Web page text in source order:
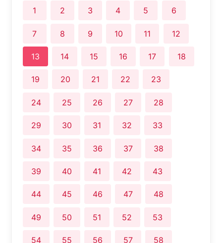
1 2 3 4 5 6
7 8 9 10 11 12
13 14 15 16 17 18
19 20 21 22 23
24 25 26 27 28
29 30 31 32 33
34 35 36 37 38
39 40 41 42 43
44 45 46 47 48
49 50 51 52 53
54 55 56 57 58